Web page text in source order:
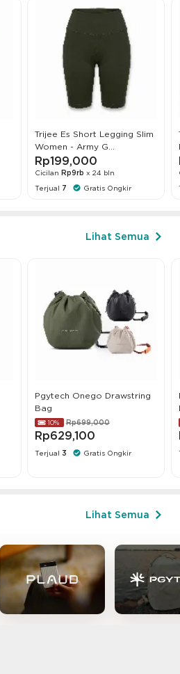
Trijee Es Short Legging Slim
Women - Army G...
Rp199,000
Cicilan Rp9rb x 24 bln
Terjual 7 Gratis Ongkir
Lihat Semua
Pgytech Onego Drawstring
Bag
10% Rp699,000
Rp629,100
Terjual3 Gratis Ongkir
Lihat Semua